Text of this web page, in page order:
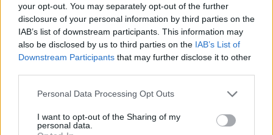
your opt-out. You may separately opt-out of the further
disclosure of your personal information by third parties on the
IAB’s list of downstream participants. This information may
also be disclosed by us to third parties on the IAB’s List of
Downstream Participants that may further disclose it to other
Please note that this website/app uses one or more Google
not limited to your visit or usage behaviour. You may click to
grant or deny consent to Google and its third-party tags to
Personal Data Processing Opt Outs
I want to opt-out of the Sharing of my
personal data.
megnevezni: én pár hónapja bementem egy
általános iskolába, és láttam, hogy milyen
állapotok vannak az öltözők mosdójában.
Ráadásul abban az iskolában egy fideszes
képviselő az igazgatóhelyettes. Én nem
engedném oda a gyerekemet jó szívvel –
egyszerűen ezeket végig kéne járni és
megnézni. Ugyanez a helyzet kórházakban. Ha